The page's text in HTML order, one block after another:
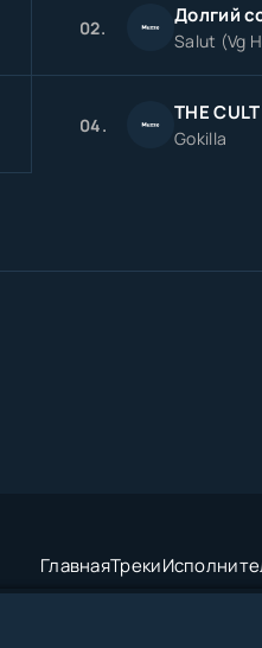
02. Долгий
Salut (Vg
04. THE CULT
Gokilla
ГлавнаяТреки